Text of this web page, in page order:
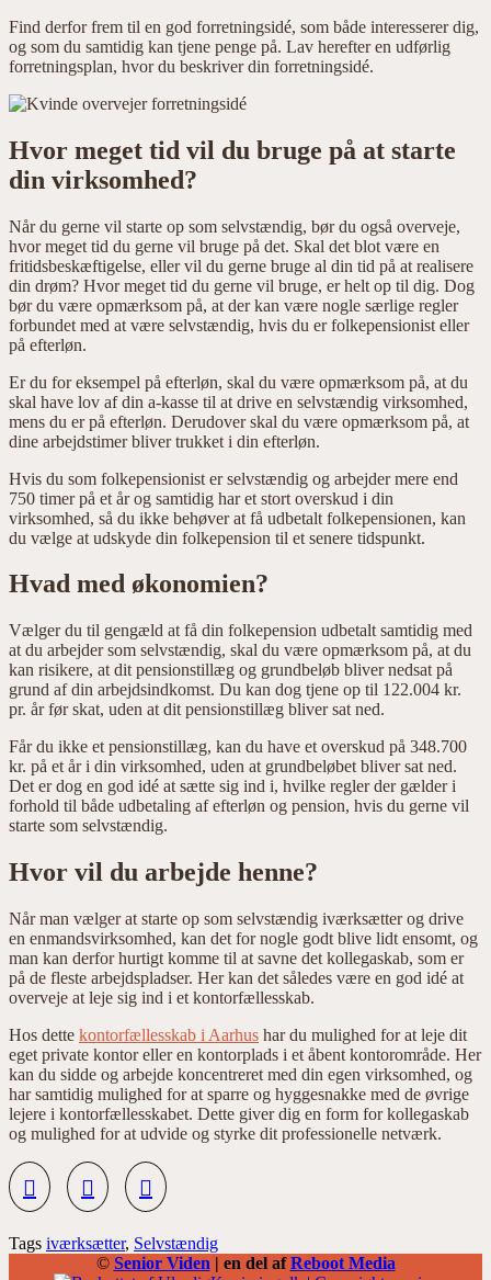
Find derfor frem til en god forretningsidé, som både interesserer dig,
og som du samtidig kan tjene penge på. Lav herefter en udførlig
forretningsplan, hvor du beskriver din forretningsidé.
Hvor meget tid vil du bruge på at starte
din virksomhed?
Når du gerne vil starte op som selvstændig, bør du også overveje,
hvor meget tid du gerne vil bruge på det. Skal det blot være en
fritidsbeskæftigelse, eller vil du gerne bruge al din tid på at realisere
din drøm? Hvor meget tid du gerne vil bruge, er helt op til dig. Dog
bør du være opmærksom på, at der kan være nogle særlige regler
forbundet med at være selvstændig, hvis du er folkepensionist eller
på efterløn.
Er du for eksempel på efterløn, skal du være opmærksom på, at du
skal have lov af din a-kasse til at drive en selvstændig virksomhed,
mens du er på efterløn. Derudover skal du være opmærksom på, at
dine arbejdstimer bliver trukket i din efterløn.
Hvis du som folkepensionist er selvstændig og arbejder mere end
750 timer på et år og samtidig har et stort overskud i din
virksomhed, så du ikke behøver at få udbetalt folkepensionen, kan
du vælge at udskyde din folkepension til et senere tidspunkt.
Hvad med økonomien?
Vælger du til gengæld at få din folkepension udbetalt samtidig med
at du arbejder som selvstændig, skal du være opmærksom på, at du
kan risikere, at dit pensionstillæg og grundbeløb bliver nedsat på
grund af din arbejdsindkomst. Du kan dog tjene op til 122.004 kr.
pr. år før skat, uden at dit pensionstillæg bliver sat ned.
Får du ikke et pensionstillæg, kan du have et overskud på 348.700
kr. på et år i din virksomhed, uden at grundbeløbet bliver sat ned.
Det er dog en god idé at sætte sig ind i, hvilke regler der gælder i
forhold til både udbetaling af efterløn og pension, hvis du gerne vil
starte som selvstændig.
Hvor vil du arbejde henne?
Når man vælger at starte op som selvstændig iværksætter og drive
en enmandsvirksomhed, kan det for nogle godt blive lidt ensomt, og
man kan derfor hurtigt komme til at savne det kollegaskab, som er
på de fleste arbejdspladser. Her kan det således være en god idé at
overveje at leje sig ind i et kontorfællesskab.
Hos dette kontorfællesskab i Aarhus har du mulighed for at leje dit
eget private kontor eller en kontorplads i et åbent kontorområde. Her
kan du sidde og arbejde koncentreret med din egen virksomhed, og
har samtidig mulighed for at sparre og hyggesnakke med de øvrige
lejere i kontorfællesskabet. Dette giver dig en form for kollegaskab
og mulighed for at udvide og styrke dit professionelle netværk.
Tags iværksætter, Selvstændig
© Senior Viden | en del afReboot Media